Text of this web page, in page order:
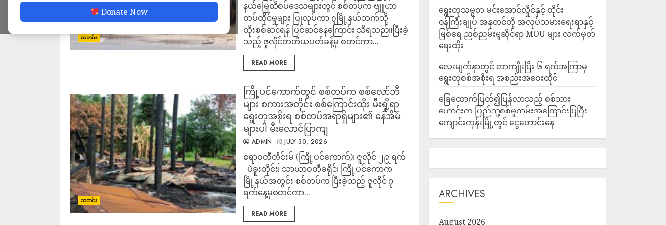
Donate Now
သတင်း
နယ်မြေထိစပ်ဒေသများတွင် စစ်တပ်က ဗျူဟာ
တပ်ထိုင်မှုများ ပြုလုပ်ကာ ဂွမြို့နယ်ဘက်သို့
ထိုးစစ်ဆင်ရန် ပြင်ဆင်နေကြောင်း သိရသည်။‎‎ပြီးခဲ့
သည့် ဇူလိုင်တတိယပတ်ခန့်မှ စတင်ကာ...
READ MORE
သတင်း
ကြို့ပင်ကောက်တွင် စစ်တပ်က စစ်လော်ဘီ
များ စကားအတိုင်း စစ်ကြောင်းထိုး မီးရှို့ရာ
ရွေးတုအစိုးရ စစ်တပ်အရာရှိများ၏ နေအိမ်
များပါ မီးလောင်ပြာကျ
ADMIN JULY 30, 2026
ဧရာဝတီတိုင်းမ် (ကြို့ပင်ကောက်)၊ ဇူလိုင် ၂၉ ရက်
ပဲခူးတိုင်း၊ သာယာဝတီခရိုင်၊ ကြို့ပင်ကောက်
မြို့နယ်အတွင်း စစ်တပ်က ပြီးခဲ့သည့် ဇူလိုင် ၇
ရက်နေ့မှစတင်ကာ...
READ MORE
ရွေးတုသမ္မတ မင်းအောင်လှိုင်နှင့် ထိုင်း
ဝန်ကြီးချုပ် အနုတင်တို့ အလုပ်သမားရေးရာနှင့်
မြစ်ရေ ညစ်ညမ်းမှုဆိုင်ရာ MOU များ လက်မှတ်
ရေးထိုး
လေးမျက်နှာတွင် တာကျိုးပြီး ၆ ရက်အကြာမှ
ရွေးတုစစ်အစိုးရ အစည်းအဝေးထိုင်
ခြေထောက်ပြတ်၍ပြန်လာသည့် စစ်သား
ဟောင်းက ပြည်သူ့စစ်မှုထမ်းအကြောင်းပြပြီး
ကျောင်းကုန်းမြို့တွင် ငွေတောင်းနေ
ARCHIVES
August 2026